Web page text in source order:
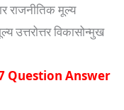
राजनीतिक मूल्य
उत्तरोत्तर विकासोन्मुख
Question Answer